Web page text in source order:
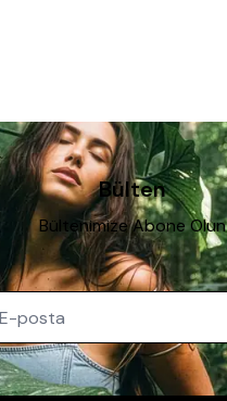
Bülten
Bültenimize Abone Olun